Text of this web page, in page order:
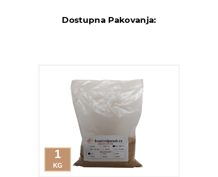
Dostupna Pakovanja:
1
KG